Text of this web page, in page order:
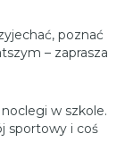
poznać
– zaprasza
w szkole.
sportowy i coś